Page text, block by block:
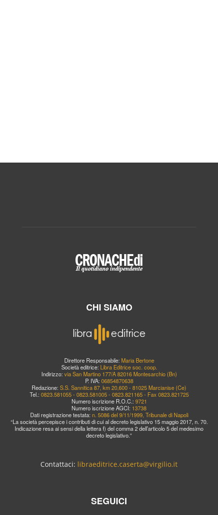
CHI SIAMO
Direttore Responsabile: Maria Bertone
Società editrice: Libra Editrice soc. coop.
Indirizzo: via San Martino 177/A 82016 Montesarchio (Bn)
P. IVA: 06854870638
Redazione: S.S. Sannitica 87, km 20,600 - 81025 Marcianise (Ce)
Tel.: 0823.581055 - 0823.581005 - 0823.821165 - Fax 0823.821725
Numero iscrizione R.O.C.: 9721
Numero iscrizione AGCI: 13738
Dati registrazione testata: n. 5086 del 9/11/1999, Tribunale di Napoli
“La società percepisce i contributi di cui al decreto legislativo 15 maggio 2017, n. 70.
Indicazione resa ai sensi della lettera f) del comma 2 dell’articolo 5 del medesimo
decreto legislativo.”
Contattaci: libraeditrice.caserta@virgilio.it
SEGUICI